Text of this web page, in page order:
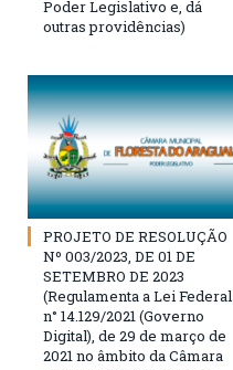
Poder Legislativo e, dá
outras providências)
PROJETO DE RESOLUÇÃO
Nº 003/2023, DE 01 DE
SETEMBRO DE 2023
(Regulamenta a Lei Federal
n° 14.129/2021 (Governo
Digital), de 29 de março de
2021 no âmbito da Câmara